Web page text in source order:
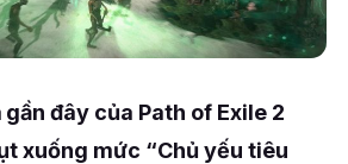
đây của Path of Exile 2
xuống mức “Chủ yếu tiêu